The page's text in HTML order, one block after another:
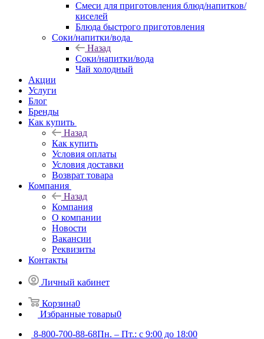
Смеси для приготовления блюд/напитков/
киселей
Блюда быстрого приготовления
Соки/напитки/вода
Назад
Соки/напитки/вода
Чай холодный
Акции
Услуги
Блог
Бренды
Как купить
Назад
Как купить
Условия оплаты
Условия доставки
Возврат товара
Компания
Назад
Компания
О компании
Новости
Вакансии
Реквизиты
Контакты
Личный кабинет
Корзина0
Избранные товары0
8-800-700-88-68Пн. – Пт.: с 9:00 до 18:00